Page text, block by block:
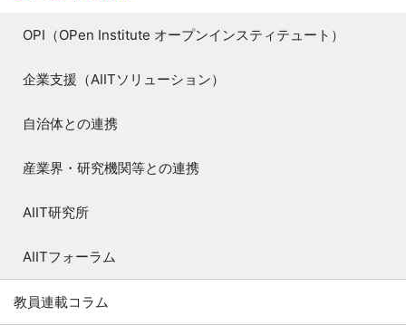
OPI（OPen Institute オープンインスティテュート）
企業支援（AIITソリューション）
自治体との連携
産業界・研究機関等との連携
AIIT研究所
AIITフォーラム
教員連載コラム